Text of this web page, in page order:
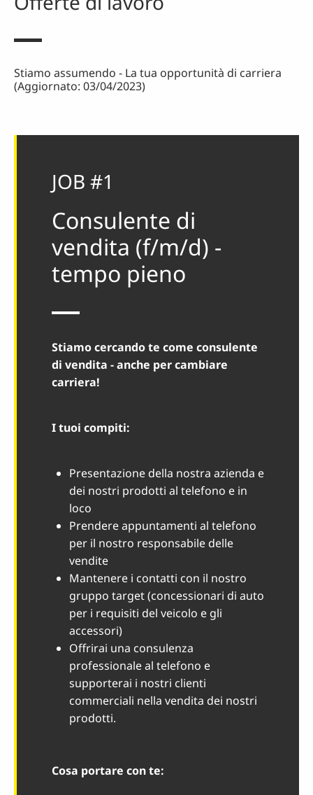
Stiamo assumendo - La tua opportunità di carriera
(Aggiornato: 03/04/2023)
JOB #1
Consulente di
vendita (f/m/d) -
tempo pieno
Stiamo cercando te come consulente
di vendita - anche per cambiare
carriera!
I tuoi compiti:
Presentazione della nostra azienda e
dei nostri prodotti al telefono e in
loco
Prendere appuntamenti al telefono
per il nostro responsabile delle
vendite
Mantenere i contatti con il nostro
gruppo target (concessionari di auto
per i requisiti del veicolo e gli
accessori)
Offrirai una consulenza
professionale al telefono e
supporterai i nostri clienti
commerciali nella vendita dei nostri
prodotti.
Cosa portare con te: